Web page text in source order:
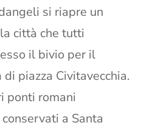
si riapre un
città che tutti
il bivio per il
piazza Civitavecchia.
ponti romani
a Santa